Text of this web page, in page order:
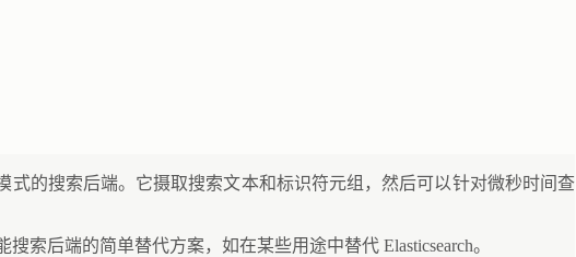
式的搜索后端。它摄取搜索文本和标识符元组，然后可以针对微秒时间查
索后端的简单替代方案，如在某些用途中替代 Elasticsearch。